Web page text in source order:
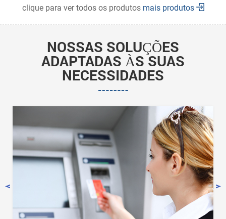
clique para ver todos os produtos mais produtos
NOSSAS SOLUÇÕES
ADAPTADAS ÀS SUAS
NECESSIDADES